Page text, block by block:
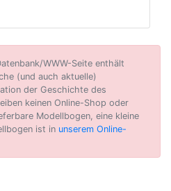
WWW-Seite enthält
(und auch aktuelle)
der Geschichte des
keinen Online-Shop oder
Modellbogen, eine kleine
ist in unserem Online-